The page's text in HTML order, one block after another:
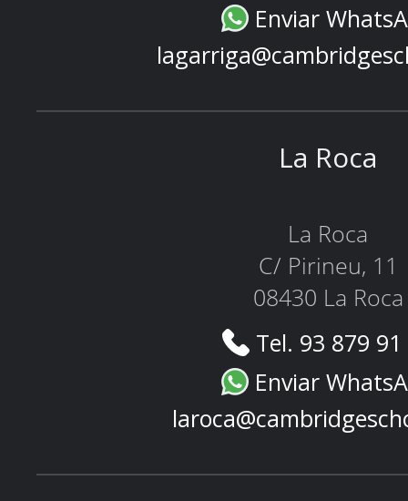
Enviar
La Roca
La Roca
C/ Pirineu, 11
08430 La Roca
Tel. 93 879
Enviar